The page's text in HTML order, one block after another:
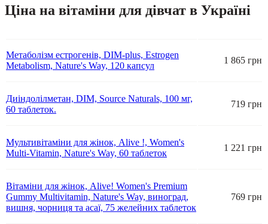
Ціна на вітаміни для дівчат в Україні
Метаболізм естрогенів, DIM-plus, Estrogen
Metabolism, Nature's Way, 120 капсул
1 865 грн
Диіндолілметан, DIM, Source Naturals, 100 мг,
60 таблеток.
719 грн
Мультивітаміни для жінок, Alive !, Women's
Multi-Vitamin, Nature's Way, 60 таблеток
1 221 грн
Вітаміни для жінок, Alive! Women's Premium
Gummy Multivitamin, Nature's Way, виноград,
вишня, чорниця та асаї, 75 желейних таблеток
769 грн